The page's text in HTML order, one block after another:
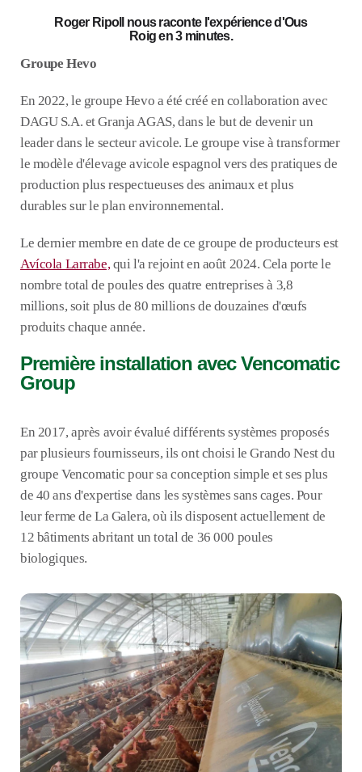
Roger Ripoll nous raconte l'expérience d'Ous
Roig en 3 minutes.
Groupe Hevo
En 2022, le groupe Hevo a été créé en collaboration avec
DAGU S.A. et Granja AGAS, dans le but de devenir un
leader dans le secteur avicole. Le groupe vise à transformer
le modèle d'élevage avicole espagnol vers des pratiques de
production plus respectueuses des animaux et plus
durables sur le plan environnemental.
Le dernier membre en date de ce groupe de producteurs est
Avícola Larrabe, qui l'a rejoint en août 2024. Cela porte le
nombre total de poules des quatre entreprises à 3,8
millions, soit plus de 80 millions de douzaines d'œufs
produits chaque année.
Première installation avec Vencomatic
Group
En 2017, après avoir évalué différents systèmes proposés
par plusieurs fournisseurs, ils ont choisi le Grando Nest du
groupe Vencomatic pour sa conception simple et ses plus
de 40 ans d'expertise dans les systèmes sans cages. Pour
leur ferme de La Galera, où ils disposent actuellement de
12 bâtiments abritant un total de 36 000 poules
biologiques.